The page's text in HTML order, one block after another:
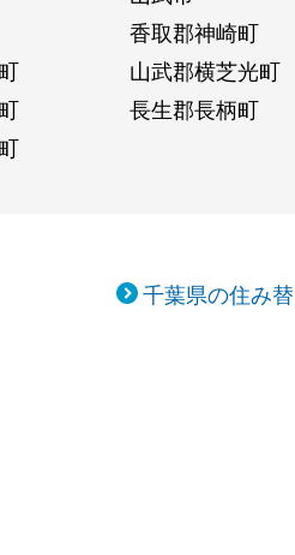
香取郡神崎町
山武郡横芝光町
長生郡長柄町
千葉県の住み